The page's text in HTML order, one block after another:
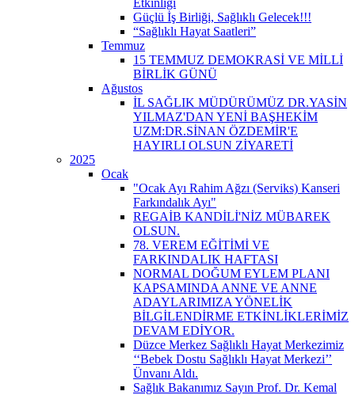
Güçlü İş Birliği, Sağlıklı Gelecek!!!
“Sağlıklı Hayat Saatleri”
Temmuz
15 TEMMUZ DEMOKRASİ VE MİLLİ
BİRLİK GÜNÜ
Ağustos
İL SAĞLIK MÜDÜRÜMÜZ DR.YASİN
YILMAZ'DAN YENİ BAŞHEKİM
UZM:DR.SİNAN ÖZDEMİR'E
HAYIRLI OLSUN ZİYARETİ
2025
Ocak
"Ocak Ayı Rahim Ağzı (Serviks) Kanseri
Farkındalık Ayı"
REGAİB KANDİLİ'NİZ MÜBAREK
OLSUN.
78. VEREM EĞİTİMİ VE
FARKINDALIK HAFTASI
NORMAL DOĞUM EYLEM PLANI
KAPSAMINDA ANNE VE ANNE
ADAYLARIMIZA YÖNELİK
BİLGİLENDİRME ETKİNLİKLERİMİZ
DEVAM EDİYOR.
Düzce Merkez Sağlıklı Hayat Merkezimiz
‘‘Bebek Dostu Sağlıklı Hayat Merkezi’’
Ünvanı Aldı.
Sağlık Bakanımız Sayın Prof. Dr. Kemal